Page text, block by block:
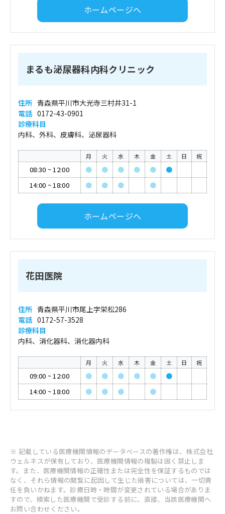
ホームページへ
まるも泌尿器科内科クリニック
住所 青森県平川市大光寺三村井31-1
電話 0172-43-0901
診療科目
内科、外科、皮膚科、泌尿器科
月 火 水 木 金 土 日 祝
08:30 ~12:00 ● ● ● ● ●
●
14:00 ~18:00 ● ● ● ●
ホームページへ
花田医院
住所 青森県平川市尾上字栄松286
電話 0172-57-3528
診療科目
内科、消化器科、消化器内科
月 火 水 木 金 土 日 祝
09:00 ~12:00 ● ● ● ● ●
●
14:00 ~18:00 ● ● ● ●
※ 記載している医療機関情報のデータベースの著作権は、株式会社
ウェルネスが保有しており、医療機関情報の複製は固く禁止しま
す。また、医療機関情報の正確性または完全性を保証するものでは
なく、それら情報の閲覧に起因して生じた損害については、一切責
任を負いかねます。診療日時・時間が変更されている場合がありま
すので、検索した医療機関で受診する前に、直接、当該医療機関へ
お問い合わせください。